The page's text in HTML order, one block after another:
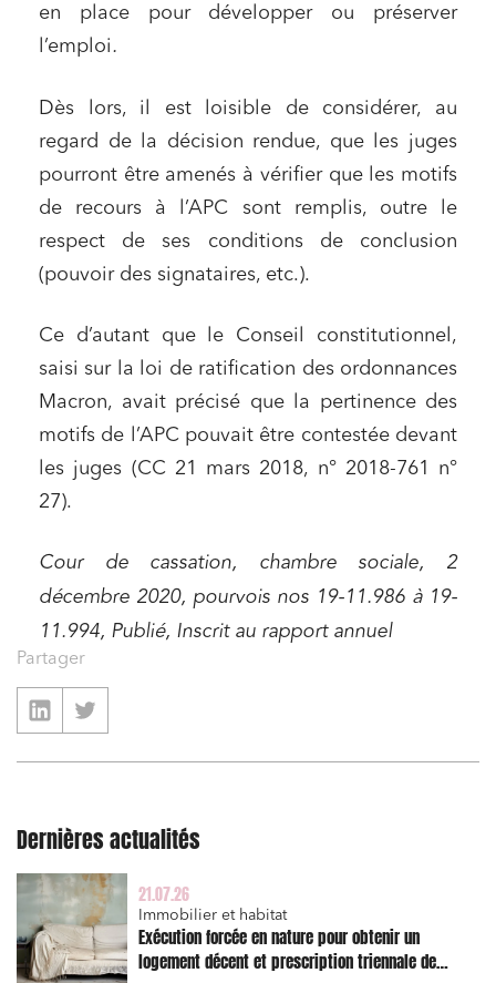
en place pour développer ou préserver
l’emploi.
Dès lors, il est loisible de considérer, au
regard de la décision rendue, que les juges
pourront être amenés à vérifier que les motifs
de recours à l’APC sont remplis, outre le
respect de ses conditions de conclusion
(pouvoir des signataires, etc.).
Ce d’autant que le Conseil constitutionnel,
saisi sur la loi de ratification des ordonnances
Macron, avait précisé que la pertinence des
motifs de l’APC pouvait être contestée devant
les juges (CC 21 mars 2018, n° 2018-761 n°
27).
Cour de cassation, chambre sociale, 2
décembre 2020, pourvois nos 19-11.986 à 19-
11.994, Publié, Inscrit au rapport annuel
Partager
Dernières actualités
21.07.26
Immobilier et habitat
Exécution forcée en nature pour obtenir un
logement décent et prescription triennale de
Relations commerciales et contrats
Associations et acteurs de l’économie sociale et
solidaire